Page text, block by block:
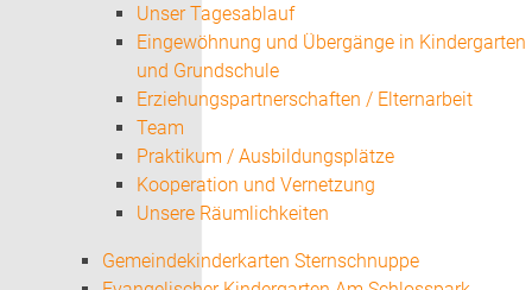
Unser Tagesablauf
Eingewöhnung und Übergänge in Kindergarten
und Grundschule
Erziehungspartnerschaften / Elternarbeit
Team
Praktikum / Ausbildungsplätze
Kooperation und Vernetzung
Unsere Räumlichkeiten
Gemeindekinderkarten Sternschnuppe